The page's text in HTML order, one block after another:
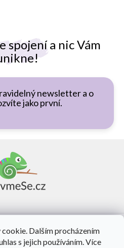
Dalším procházením
s jejich používáním. Více
spojení a nic Vám
newsletter a o
jako první.